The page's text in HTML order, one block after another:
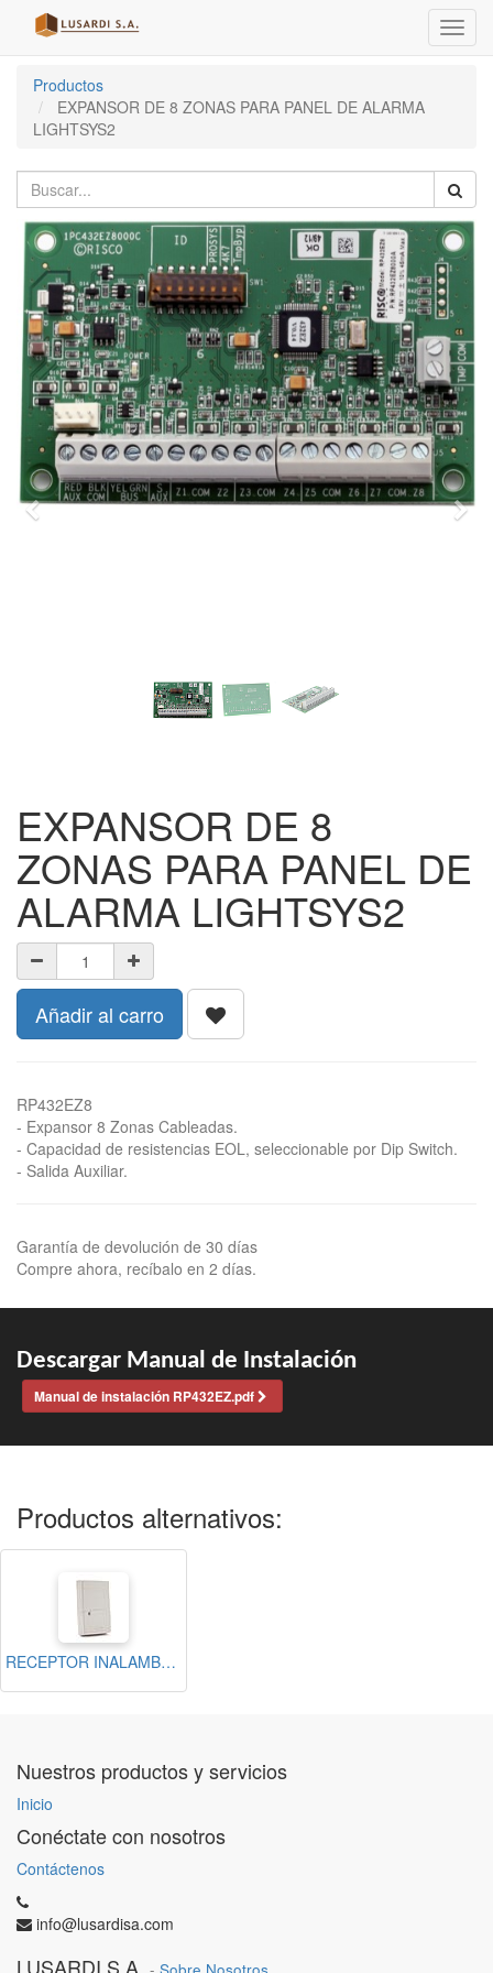
Menú
de
Productos
EXPANSOR DE 8 ZONAS PARA PANEL DE ALARMA
LIGHTSYS2
Previo
EXPANSOR DE 8
ZONAS PARA PANEL DE
ALARMA LIGHTSYS2
Añadir al carro
RP432EZ8
- Expansor 8 Zonas Cableadas.
- Capacidad de resistencias EOL, seleccionable por Dip Switch.
- Salida Auxiliar.
Garantía de devolución de 30 días
Compre ahora, recíbalo en 2 días.
Descargar Manual de Instalación
Manual de instalación RP432EZ.pdf
Productos alternativos:
RECEPTOR INALAMBRICO PARA PANEL DE ALARMA LIGHTSYS / 32 ZONAS
Nuestros productos y servicios
Inicio
Conéctate con nosotros
Contáctenos
info@lusardisa.com
LUSARDI S.A.